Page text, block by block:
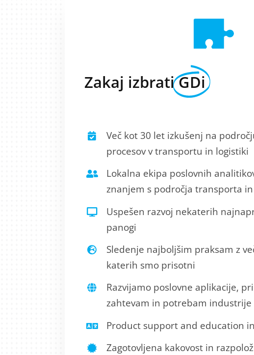
Zakaj izbratiGDi
Več kot 30 let izkušenj na
procesov v transportu in logistiki
Lokalna ekipa poslovnih
znanjem s področja transporta
Uspešen razvoj nekaterih
panogi
Sledenje najboljšim praksam z
katerih smo prisotni
Razvijamo poslovne aplikacije,
zahtevam in potrebam industrije
Product support and education
Zagotovljena kakovost in